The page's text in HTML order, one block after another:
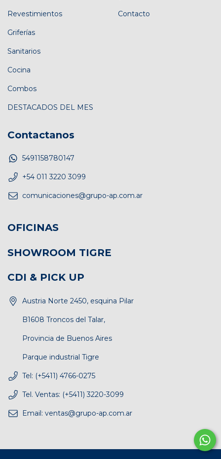
Revestimientos
Griferías
Sanitarios
Cocina
Combos
DESTACADOS DEL MES
Contacto
Contactanos
5491158780147
+54 011 3220 3099
comunicaciones@grupo-ap.com.ar
OFICINAS
SHOWROOM TIGRE
CDI & PICK UP
Austria Norte 2450, esquina Pilar
B1608 Troncos del Talar,
Provincia de Buenos Aires
Parque industrial Tigre
Tel: (+5411) 4766-0275
Tel. Ventas: (+5411) 3220-3099
Email: ventas@grupo-ap.com.ar